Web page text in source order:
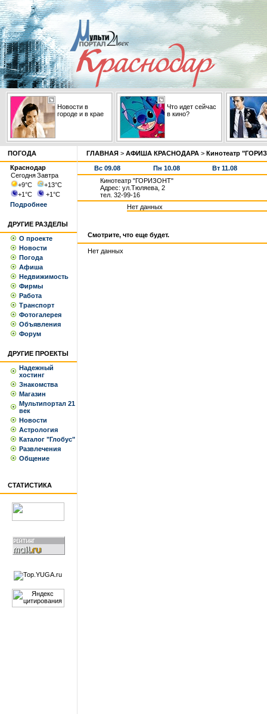
Новости в
городе и в крае
Что идет сейчас
в кино?
ПОГОДА
Краснодар
СегодняЗавтра
+9°С +13°С
+1°С +1°С
Подробнее
ДРУГИЕ РАЗДЕЛЫ
О проекте
Новости
Погода
Афиша
Недвижимость
Фирмы
Работа
Транспорт
Фотогалерея
Объявления
Форум
ДРУГИЕ ПРОЕКТЫ
Надежный
хостинг
Знакомства
Магазин
Мультипортал 21
век
Новости
Астрология
Каталог "Глобус"
Развлечения
Общение
СТАТИСТИКА
ГЛАВНАЯ > АФИША КРАСНОДАРА > Кинотеатр
Вс 09.08 Пн 10.08
Вт 11.08
Кинотеатр "ГОРИЗОНТ"
Адрес: ул.Тюляева, 2
тел. 32-99-16
Нет данных
Смотрите, что еще будет.
Нет данных